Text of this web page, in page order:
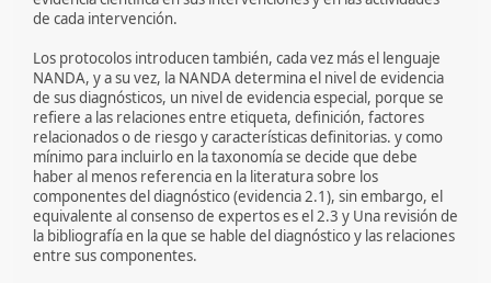
de cada intervención.
Los protocolos introducen también, cada vez más el lenguaje
NANDA, y a su vez, la NANDA determina el nivel de evidencia
de sus diagnósticos, un nivel de evidencia especial, porque se
refiere a las relaciones entre etiqueta, definición, factores
relacionados o de riesgo y características definitorias. y como
mínimo para incluirlo en la taxonomía se decide que debe
haber al menos referencia en la literatura sobre los
componentes del diagnóstico (evidencia 2.1), sin embargo, el
equivalente al consenso de expertos es el 2.3 y Una revisión de
la bibliografía en la que se hable del diagnóstico y las relaciones
entre sus componentes.